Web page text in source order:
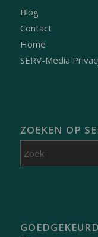
Blog
Contact
Home
SERV-Media
ZOEKEN OP